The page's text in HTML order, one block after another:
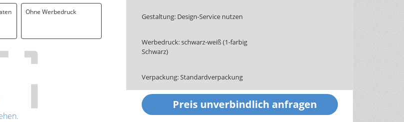
Ohne Werbedruck
Gestaltung: Design-Service nutzen
Werbedruck: schwarz-weiß (1-farbig
Schwarz)
Verpackung: Standardverpackung